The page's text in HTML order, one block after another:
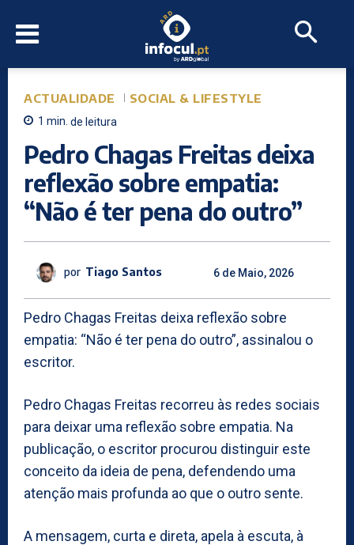
ACTUALIDADE SOCIAL & LIFESTYLE
1 min. de leitura
Pedro Chagas Freitas deixa
reflexão sobre empatia:
“Não é ter pena do outro”
por Tiago Santos 6 de Maio, 2026
Pedro Chagas Freitas deixa reflexão sobre
empatia: “Não é ter pena do outro”, assinalou o
escritor.
Pedro Chagas Freitas recorreu às redes sociais
para deixar uma reflexão sobre empatia. Na
publicação, o escritor procurou distinguir este
conceito da ideia de pena, defendendo uma
atenção mais profunda ao que o outro sente.
A mensagem, curta e direta, apela à escuta, à